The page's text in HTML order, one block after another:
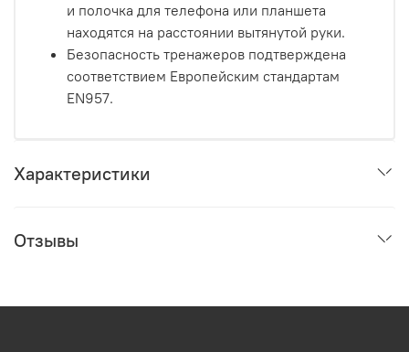
и полочка для телефона или планшета
находятся на расстоянии вытянутой руки.
Безопасность тренажеров подтверждена
соответствием Европейским стандартам
EN957.
Характеристики
Отзывы